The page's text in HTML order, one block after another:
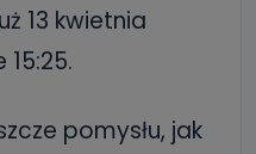
13 kwietnia
pomysłu, jak